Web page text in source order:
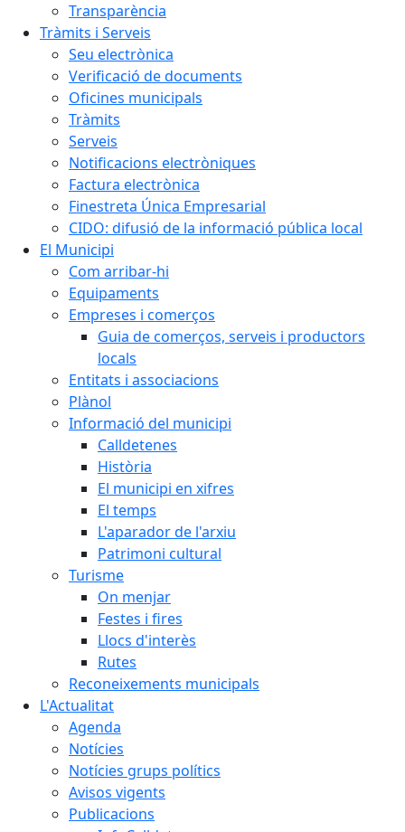
Transparència
Tràmits i Serveis
Seu electrònica
Verificació de documents
Oficines municipals
Tràmits
Serveis
Notificacions electròniques
Factura electrònica
Finestreta Única Empresarial
CIDO: difusió de la informació pública local
El Municipi
Com arribar-hi
Equipaments
Empreses i comerços
Guia de comerços, serveis i productors
locals
Entitats i associacions
Plànol
Informació del municipi
Calldetenes
Història
El municipi en xifres
El temps
L'aparador de l'arxiu
Patrimoni cultural
Turisme
On menjar
Festes i fires
Llocs d'interès
Rutes
Reconeixements municipals
L'Actualitat
Agenda
Notícies
Notícies grups polítics
Avisos vigents
Publicacions